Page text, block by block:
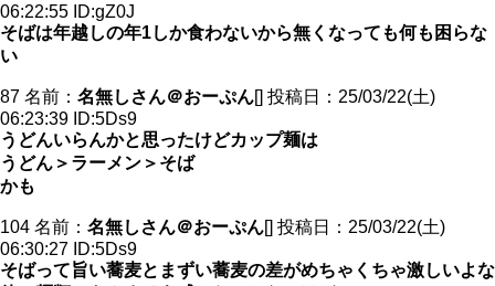
06:22:55 ID:gZ0J
そばは年越しの年1しか食わないから無くなっても何も困らな
い
87 名前： 名無しさん＠おーぷん[] 投稿日：25/03/22(土)
06:23:39 ID:5Ds9
うどんいらんかと思ったけどカップ麺は
うどん＞ラーメン＞そば
かも
104 名前： 名無しさん＠おーぷん[] 投稿日：25/03/22(土)
06:30:27 ID:5Ds9
そばって旨い蕎麦とまずい蕎麦の差がめちゃくちゃ激しいよな